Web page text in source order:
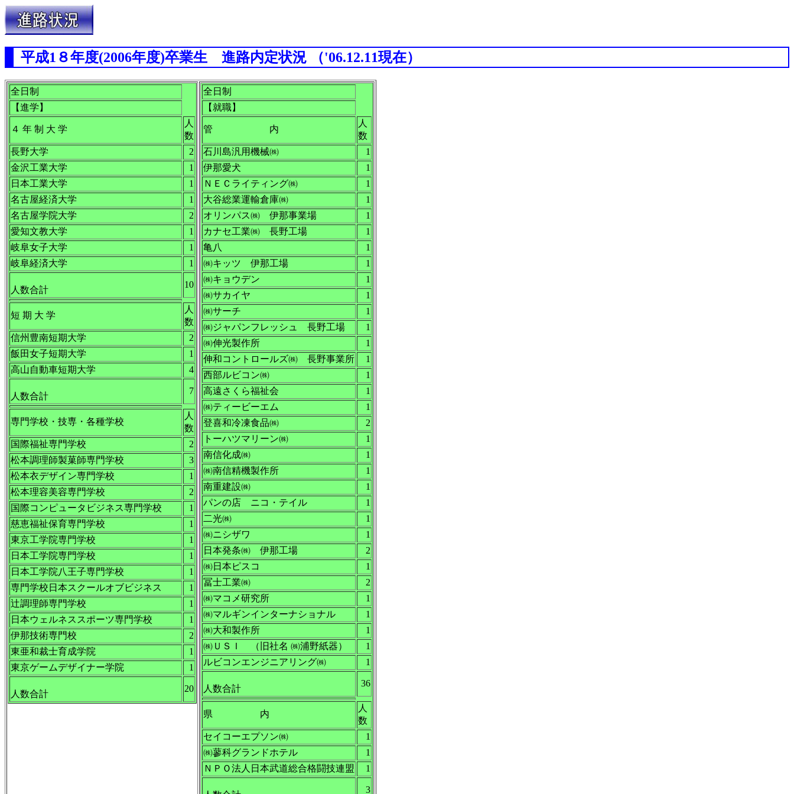
平成1８年度(2006年度)卒業生 進路内定状況 （'06.12.11現在）
全日制
【進学】
４ 年 制 大 学
人
数
長野大学
2
金沢工業大学
1
日本工業大学
1
名古屋経済大学
1
名古屋学院大学
2
愛知文教大学
1
岐阜女子大学
1
岐阜経済大学
1
人数合計
10
短 期 大 学
人
数
信州豊南短期大学
2
飯田女子短期大学
1
高山自動車短期大学
4
人数合計
7
専門学校・技専・各種学校
人
数
国際福祉専門学校
2
松本調理師製菓師専門学校
3
松本衣デザイン専門学校
1
松本理容美容専門学校
2
国際コンピュータビジネス専門学校
1
慈恵福祉保育専門学校
1
東京工学院専門学校
1
日本工学院専門学校
1
日本工学院八王子専門学校
1
専門学校日本スクールオブビジネス
1
辻調理師専門学校
1
日本ウェルネススポーツ専門学校
1
伊那技術専門校
2
東亜和裁士育成学院
1
東京ゲームデザイナー学院
1
人数合計
20
全日制
【就職】
管 内
人
数
石川島汎用機械㈱
1
伊那愛犬
1
ＮＥＣライティング㈱
1
大谷総業運輸倉庫㈱
1
オリンパス㈱ 伊那事業場
1
カナセ工業㈱ 長野工場
1
亀八
1
㈱キッツ 伊那工場
1
㈱キョウデン
1
㈱サカイヤ
1
㈱サーチ
1
㈱ジャパンフレッシュ 長野工場
1
㈱伸光製作所
1
伸和コントロールズ㈱ 長野事業所
1
西部ルビコン㈱
1
高遠さくら福祉会
1
㈱ティービーエム
1
登喜和冷凍食品㈱
2
トーハツマリーン㈱
1
南信化成㈱
1
㈱南信精機製作所
1
南重建設㈱
1
パンの店 ニコ・テイル
1
二光㈱
1
㈱ニシザワ
1
日本発条㈱ 伊那工場
2
㈱日本ピスコ
1
冨士工業㈱
2
㈱マコメ研究所
1
㈱マルギンインターナショナル
1
㈱大和製作所
1
㈱ＵＳＩ （旧社名 ㈱浦野紙器）
1
ルビコンエンジニアリング㈱
1
人数合計
36
県 内
人
数
セイコーエプソン㈱
1
㈱蓼科グランドホテル
1
ＮＰＯ法人日本武道総合格闘技連盟
1
3